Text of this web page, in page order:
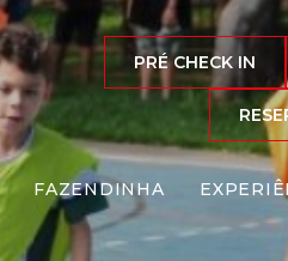
PRÉ CHECK IN
FAZENDINHA